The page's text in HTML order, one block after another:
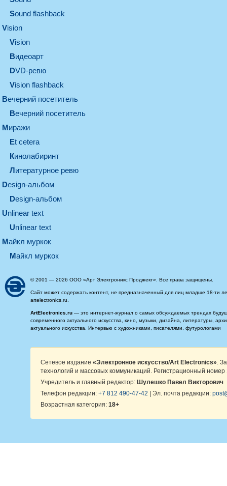
Sound flashback
vision
vision
видеоарт
DVD-ревю
Vision flashback
вечерний посетитель
вечерний посетитель
миражи
et cetera
кинолабиринт
литературное ревю
design-альбом
design-альбом
unlinear text
Unlinear text
майкл муркок
майкл муркок
© 2001 — 2026 ООО «Арт Электроникс Проджект». Все права защищены.
Сайт может содержать контент, не предназначенный для лиц младше 18-ти
artelectronics.ru.
ArtElectronics.ru — это интернет-журнал о самых обсуждаемых трендах
современного актуального искусства, кино, музыки, дизайна, литературы,
актуального искусства. Интервью с художниками, писателями, футурологами
Сетевое издание «Электронное искусство/Art Electronics» .
технологий и массовых коммуникаций. Регистрационный
Учредитель и главный редактор: Шулешко Павел Викторович
Телефон редакции: +7 812 490-47-42 | Эл. почта редакции:
Возрастная категория: 18+